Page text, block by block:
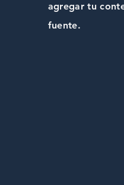
agregar tu
fuente.